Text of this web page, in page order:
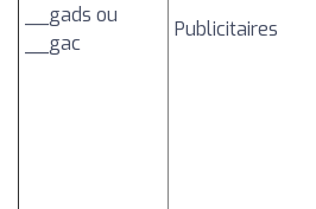
__gads ou
__gac
Publicitaires